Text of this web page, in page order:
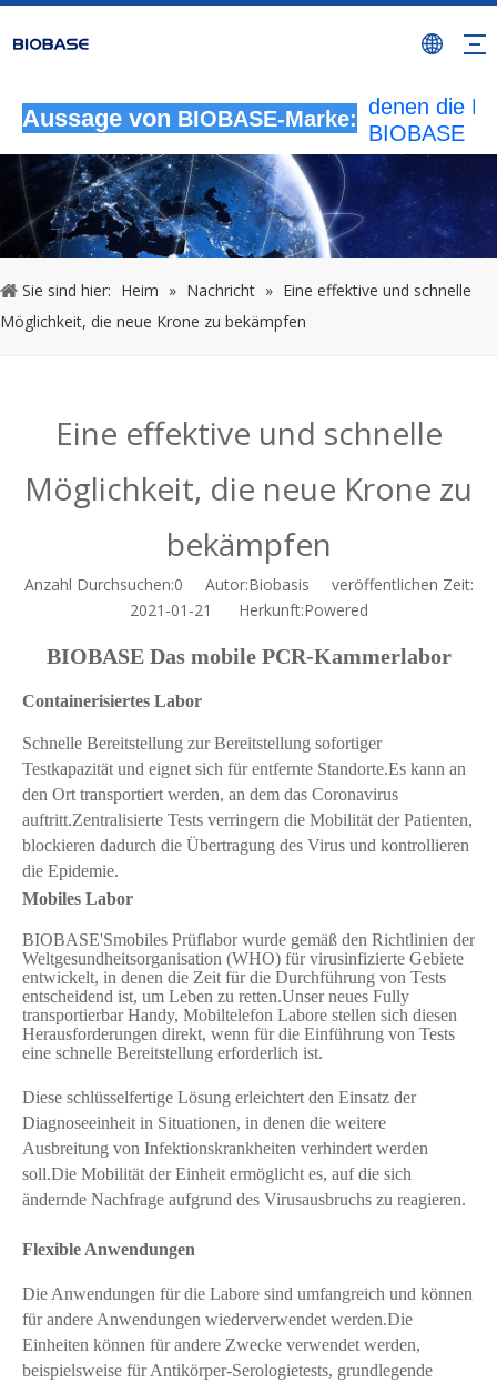
Aussage von BIOBASE-Marke:
autorisierten
denen die
BIOBASE
verwendet
werden als
rechtswidrige
Verletzung
wird die
Sie sind hier: Heim » Nachricht » Eine effektive und schnelle
Möglichkeit, die neue Krone zu bekämpfen
Eine effektive und schnelle
Möglichkeit, die neue Krone zu
bekämpfen
Anzahl Durchsuchen:0 Autor:Biobasis veröffentlichen Zeit:
2021-01-21 Herkunft:Powered
BIOBASE Das mobile PCR-Kammerlabor
Containerisiertes Labor
Schnelle Bereitstellung zur Bereitstellung sofortiger
Testkapazität und eignet sich für entfernte Standorte.Es kann an
den Ort transportiert werden, an dem das Coronavirus
auftritt.Zentralisierte Tests verringern die Mobilität der Patienten,
blockieren dadurch die Übertragung des Virus und kontrollieren
die Epidemie.
Mobiles Labor
BIOBASE'Smobiles Prüflabor wurde gemäß den Richtlinien der
Weltgesundheitsorganisation (WHO) für virusinfizierte Gebiete
entwickelt, in denen die Zeit für die Durchführung von Tests
entscheidend ist, um Leben zu retten.Unser neues Fully
transportierbarHandy, Mobiltelefon Labore stellen sich diesen
Herausforderungen direkt, wenn für die Einführung von Tests
eine schnelle Bereitstellung erforderlich ist.
Diese schlüsselfertige Lösung erleichtert den Einsatz der
Diagnoseeinheit in Situationen, in denen die weitere
Ausbreitung von Infektionskrankheiten verhindert werden
soll.Die Mobilität der Einheit ermöglicht es, auf die sich
ändernde Nachfrage aufgrund des Virusausbruchs zu reagieren.
Flexible Anwendungen
Die Anwendungen für die Labore sind umfangreich und können
für andere Anwendungen wiederverwendet werden.Die
Einheiten können für andere Zwecke verwendet werden,
beispielsweise für Antikörper-Serologietests, grundlegende